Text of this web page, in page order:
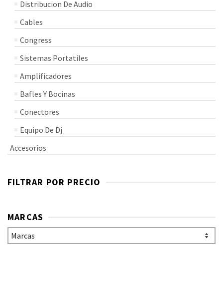
Distribucion De Audio
Cables
Congress
Sistemas Portatiles
Amplificadores
Bafles Y Bocinas
Conectores
Equipo De Dj
Accesorios
FILTRAR POR PRECIO
MARCAS